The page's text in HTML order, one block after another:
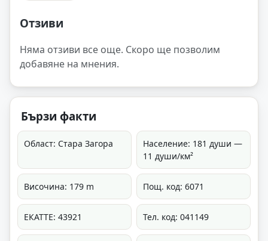
Отзиви
Няма отзиви все още. Скоро ще позволим
добавяне на мнения.
Бързи факти
Област: Стара Загора
Население: 181 души —
11 души/км²
Височина: 179 m Пощ. код: 6071
ЕКАТТЕ: 43921 Тел. код: 041149